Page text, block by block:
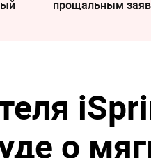
прощальным
о